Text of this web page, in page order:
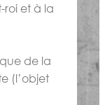
roi et à la
de la
(l’objet